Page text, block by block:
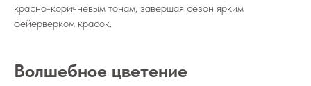
красно-коричневым тонам, завершая сезон ярким
фейерверком красок.
Волшебное цветение